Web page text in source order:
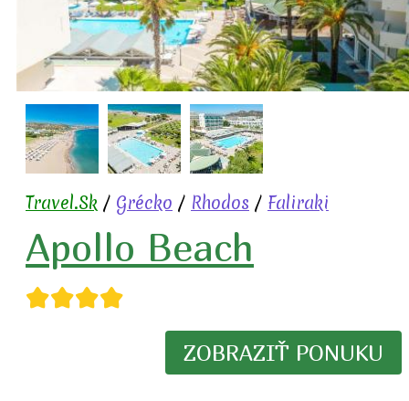
Travel.Sk / Grécko / Rhodos / Faliraki
Apollo Beach
★★★★
ZOBRAZIŤ PONUKU